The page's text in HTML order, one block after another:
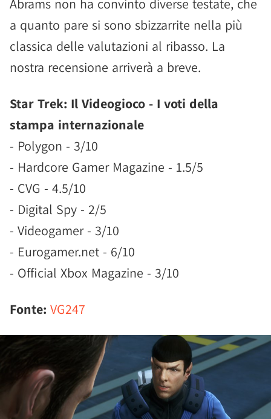
Abrams non ha convinto diverse testate, che
a quanto pare si sono sbizzarrite nella più
classica delle valutazioni al ribasso. La
nostra recensione arriverà a breve.
Star Trek: Il Videogioco - I voti della
stampa internazionale
- Polygon - 3/10
- Hardcore Gamer Magazine - 1.5/5
- CVG - 4.5/10
- Digital Spy - 2/5
- Videogamer - 3/10
- Eurogamer.net - 6/10
- Official Xbox Magazine - 3/10
Fonte: VG247